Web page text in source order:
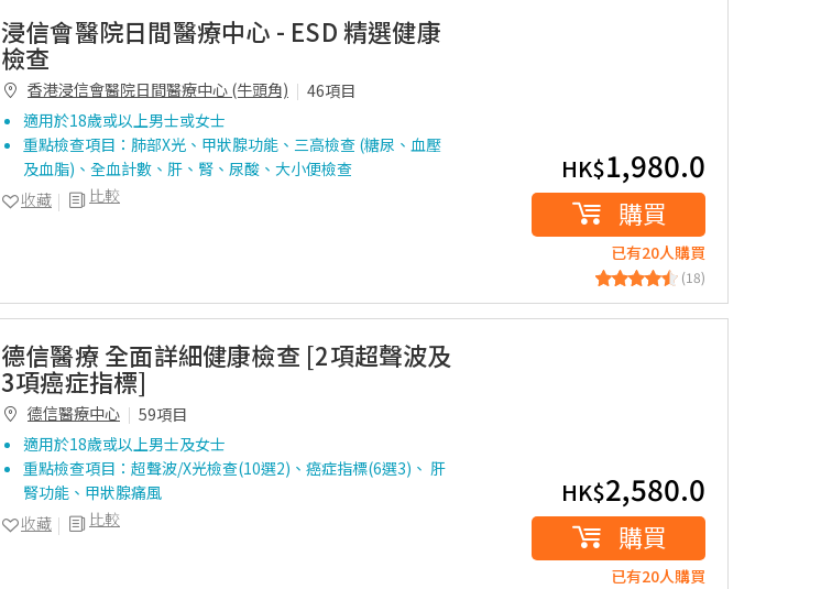
浸信會醫院日間醫療中心 - ESD 精選健康
檢查
香港浸信會醫院日間醫療中心 (牛頭角)
46項目
適用於18歲或以上男士或女士
重點檢查項目：肺部X光、甲狀腺功能、三高檢查 (糖尿、血壓
及血脂)、全血計數、肝、腎、尿酸、大小便檢查
比較
收藏
HK$1,980.0
購買
已有20人購買
(18)
德信醫療 全面詳細健康檢查 [2項超聲波及
3項癌症指標]
德信醫療中心
59項目
適用於18歲或以上男士及女士
重點檢查項目：超聲波/X光檢查(10選2)、癌症指標(6選3)、 肝
腎功能、甲狀腺痛風
比較
收藏
HK$2,580.0
購買
已有20人購買